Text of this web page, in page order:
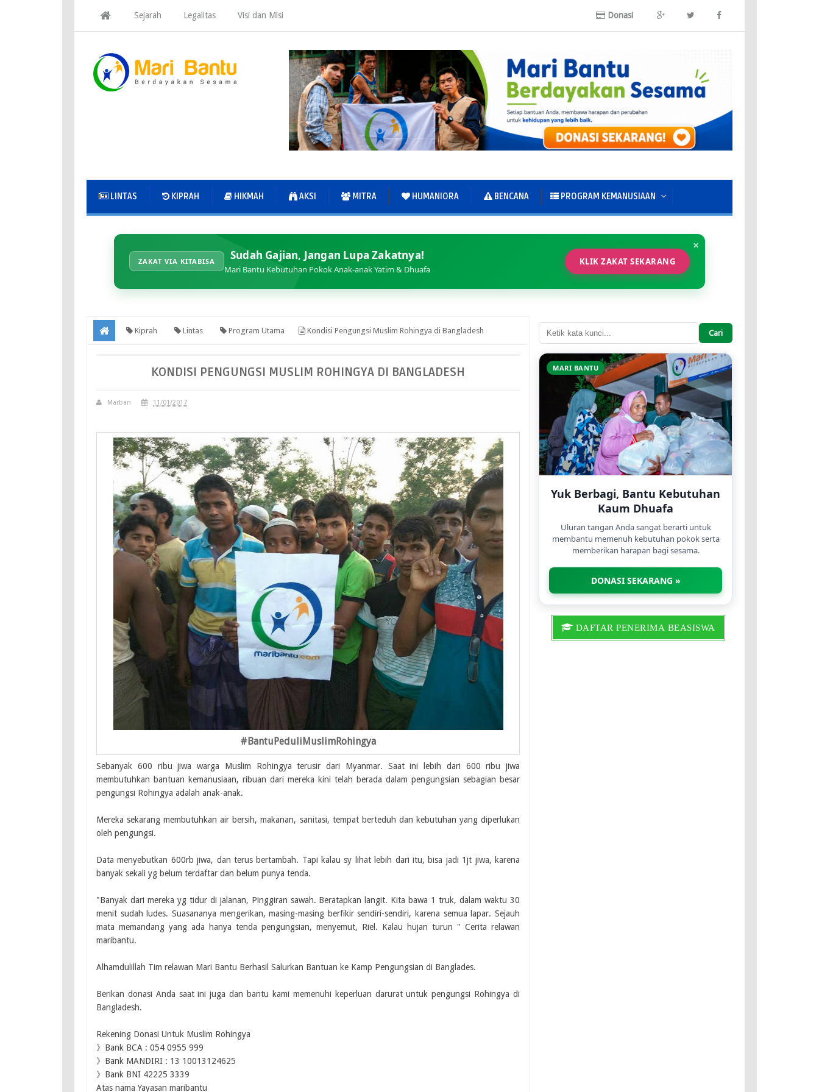
Sejarah Legalitas Visi dan Misi Donasi
LINTAS KIPRAH HIKMAH AKSI MITRA HUMANIORA BENCANA PROGRAM KEMANUSIAAN
×
ZAKAT VIA KITABISA Sudah Gajian, Jangan Lupa Zakatnya!
Mari Bantu Kebutuhan Pokok Anak-anak Yatim & Dhuafa
KLIK ZAKAT SEKARANG
Kiprah Lintas Program Utama Kondisi Pengungsi Muslim Rohingya di Bangladesh
KONDISI PENGUNGSI MUSLIM ROHINGYA DI BANGLADESH
Marban 11/01/2017
#BantuPeduliMuslimRohingya
Sebanyak 600 ribu jiwa warga Muslim Rohingya terusir dari Myanmar. Saat ini lebih dari 600 ribu jiwa
membutuhkan bantuan kemanusiaan, ribuan dari mereka kini telah berada dalam pengungsian sebagian besar
pengungsi Rohingya adalah anak-anak.
Mereka sekarang membutuhkan air bersih, makanan, sanitasi, tempat berteduh dan kebutuhan yang diperlukan
oleh pengungsi.
Data menyebutkan 600rb jiwa, dan terus bertambah. Tapi kalau sy lihat lebih dari itu, bisa jadi 1jt jiwa, karena
banyak sekali yg belum terdaftar dan belum punya tenda.
"Banyak dari mereka yg tidur di jalanan, Pinggiran sawah. Beratapkan langit. Kita bawa 1 truk, dalam waktu 30
menit sudah ludes. Suasananya mengerikan, masing-masing berfikir sendiri-sendiri, karena semua lapar. Sejauh
mata memandang yang ada hanya tenda pengungsian, menyemut, Riel. Kalau hujan turun " Cerita relawan
maribantu.
Alhamdulillah Tim relawan Mari Bantu Berhasil Salurkan Bantuan ke Kamp Pengungsian di Banglades.
Berikan donasi Anda saat ini juga dan bantu kami memenuhi keperluan darurat untuk pengungsi Rohingya di
Bangladesh.
Rekening Donasi Untuk Muslim Rohingya
》Bank BCA : 054 0955 999
》Bank MANDIRI : 13 10013124625
》Bank BNI 42225 3339
Atas nama Yayasan maribantu
Cari
MARI BANTU
Yuk Berbagi, Bantu Kebutuhan
Kaum Dhuafa
Uluran tangan Anda sangat berarti untuk
membantu memenuh kebutuhan pokok serta
memberikan harapan bagi sesama.
DONASI SEKARANG »
DAFTAR PENERIMA BEASISWA